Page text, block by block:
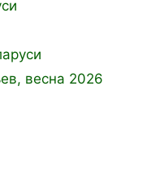
весна 2026